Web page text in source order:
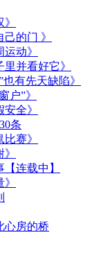
的门 》
动》
并看好它》
有先天缺陷》
户”》
全》
条
赛》
连载中】
心房的桥